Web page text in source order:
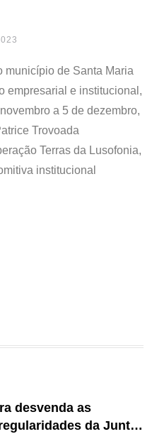
município de Santa Maria
empresarial e institucional,
a 5 de dezembro,
Trovoada
Terras da Lusofonia,
institucional
desvenda as
da Junta